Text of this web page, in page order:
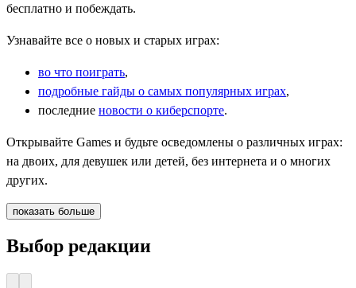
бесплатно и побеждать.
Узнавайте все о новых и старых играх:
во что поиграть,
подробные гайды о самых популярных играх,
последние новости о киберспорте.
Открывайте Games и будьте осведомлены о различных играх:
на двоих, для девушек или детей, без интернета и о многих
других.
показать больше
Выбор редакции